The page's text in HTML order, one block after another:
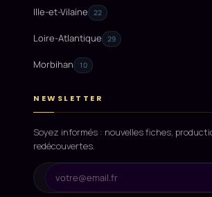
Ille-et-Vilaine 22
Loire-Atlantique 29
Morbihan 10
NEWSLETTER
Soyez informés : nouvelles fiches,
redécouvertes.